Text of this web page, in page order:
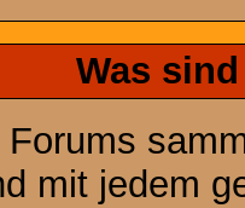
Was
mit jedem